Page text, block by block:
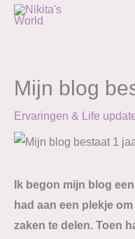
Mijn blog
Ervaringen & Life
Ik begon mijn blog
had aan een plekje
zaken te delen. Toen